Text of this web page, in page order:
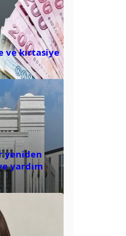
ve kırtasiye
yeniden
yardım